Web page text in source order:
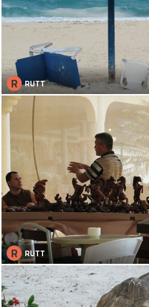
R RUTT
R RUTT